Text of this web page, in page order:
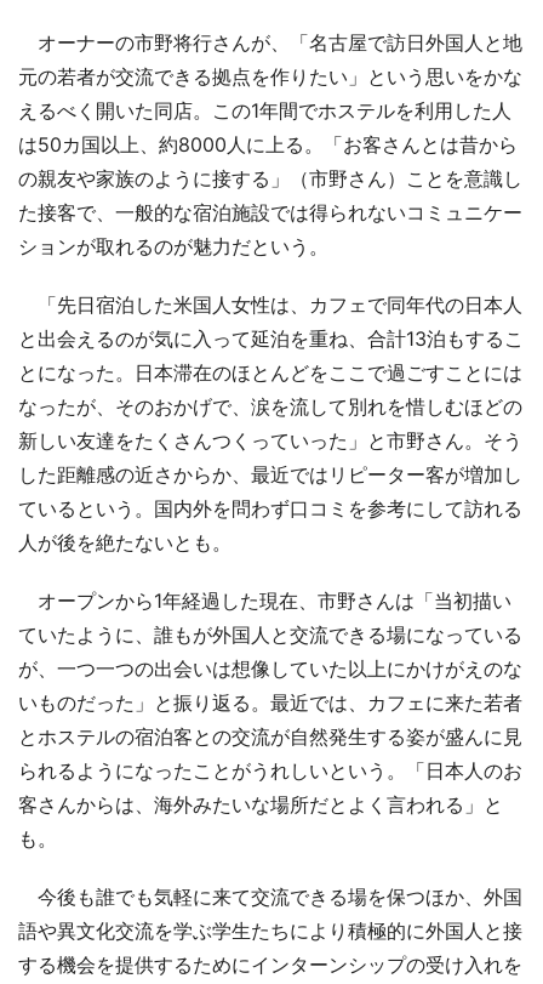
オーナーの市野将行さんが、「名古屋で訪日外国人と地
元の若者が交流できる拠点を作りたい」という思いをかな
えるべく開いた同店。この1年間でホステルを利用した人
は50カ国以上、約8000人に上る。「お客さんとは昔から
の親友や家族のように接する」（市野さん）ことを意識し
た接客で、一般的な宿泊施設では得られないコミュニケー
ションが取れるのが魅力だという。
「先日宿泊した米国人女性は、カフェで同年代の日本人
と出会えるのが気に入って延泊を重ね、合計13泊もするこ
とになった。日本滞在のほとんどをここで過ごすことには
なったが、そのおかげで、涙を流して別れを惜しむほどの
新しい友達をたくさんつくっていった」と市野さん。そう
した距離感の近さからか、最近ではリピーター客が増加し
ているという。国内外を問わず口コミを参考にして訪れる
人が後を絶たないとも。
オープンから1年経過した現在、市野さんは「当初描い
ていたように、誰もが外国人と交流できる場になっている
が、一つ一つの出会いは想像していた以上にかけがえのな
いものだった」と振り返る。最近では、カフェに来た若者
とホステルの宿泊客との交流が自然発生する姿が盛んに見
られるようになったことがうれしいという。「日本人のお
客さんからは、海外みたいな場所だとよく言われる」と
も。
今後も誰でも気軽に来て交流できる場を保つほか、外国
語や異文化交流を学ぶ学生たちにより積極的に外国人と接
する機会を提供するためにインターンシップの受け入れを